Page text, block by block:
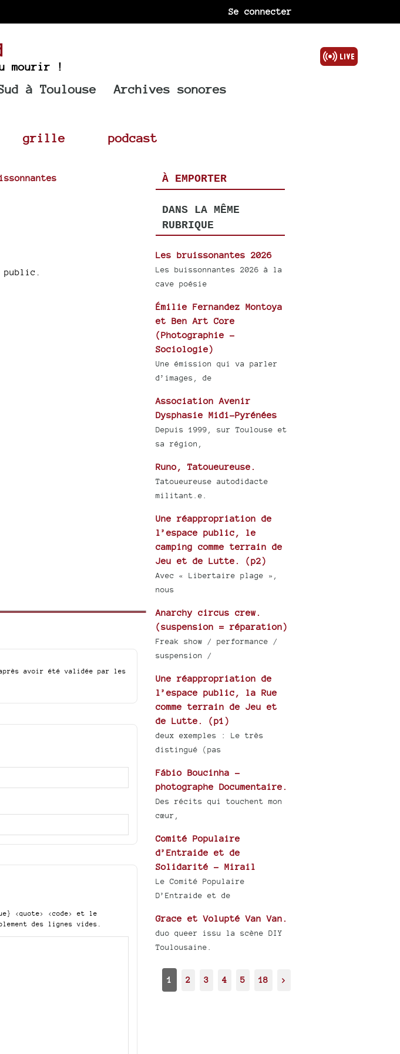
Se connecter
mourir !
à Toulouse Archives sonores
grille podcast
avoir été validée par les
<code>
et le
des lignes vides.
À EMPORTER
DANS LA MÊME
RUBRIQUE
Les bruissonantes 2026
Les buissonnantes 2026 à la
cave poésie
Émilie Fernandez Montoya
et Ben Art Core
(Photographie -
Sociologie)
Une émission qui va parler
d’images, de
Association Avenir
Dysphasie Midi-Pyrénées
Depuis 1999, sur Toulouse et
sa région,
Runo, Tatoueureuse.
Tatoueureuse autodidacte
militant.e.
Une réappropriation de
l’espace public, le
camping comme terrain de
Jeu et de Lutte. (p2)
Avec « Libertaire plage »,
nous
Anarchy circus crew.
(suspension = réparation)
Freak show / performance /
suspension /
Une réappropriation de
l’espace public, la Rue
comme terrain de Jeu et
de Lutte. (p1)
deux exemples : Le très
distingué (pas
Fábio Boucinha -
photographe Documentaire.
Des récits qui touchent mon
cœur,
Comité Populaire
d’Entraide et de
Solidarité - Mirail
Le Comité Populaire
D’Entraide et de
Grace et Volupté Van Van.
duo queer issu la scène DIY
Toulousaine.
1 2 3 4 5 18 >